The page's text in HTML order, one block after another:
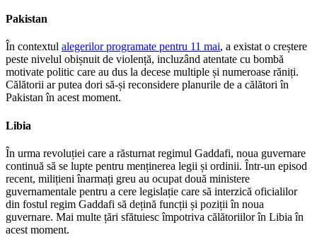
Pakistan
În contextul alegerilor programate pentru 11 mai, a existat o creștere
peste nivelul obișnuit de violență, incluzând atentate cu bombă
motivate politic care au dus la decese multiple și numeroase răniți.
Călătorii ar putea dori să-și reconsidere planurile de a călători în
Pakistan în acest moment.
Libia
În urma revoluției care a răsturnat regimul Gaddafi, noua guvernare
continuă să se lupte pentru menținerea legii și ordinii. Într-un episod
recent, milițieni înarmați greu au ocupat două ministere
guvernamentale pentru a cere legislație care să interzică oficialilor
din fostul regim Gaddafi să dețină funcții și poziții în noua
guvernare. Mai multe țări sfătuiesc împotriva călătoriilor în Libia în
acest moment.